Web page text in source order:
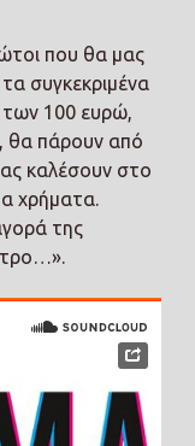
που θα μας
συγκεκριμένα
100 ευρώ,
θα πάρουν από
καλέσουν στο
χρήματα.
της